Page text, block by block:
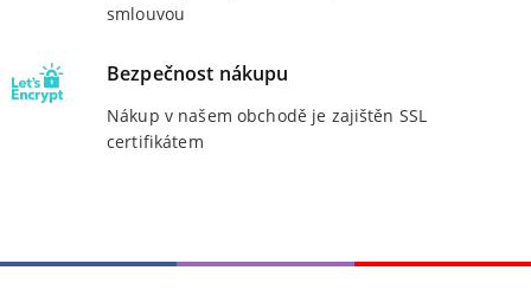
smlouvou
Bezpečnost nákupu
Nákup v našem obchodě je zajištěn SSL
certifikátem